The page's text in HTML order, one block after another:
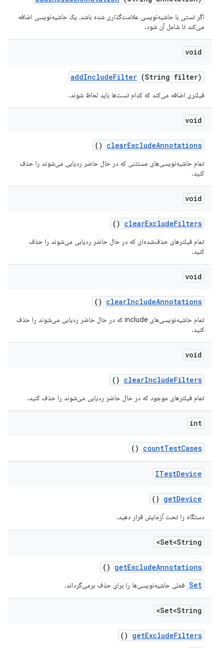
اگر تستی با حاشیه‌نویسی علامت‌گذاری شده باشد، یک حاشیه‌نویسی اضافه
می‌کند تا شامل آن شود.
void
addIncludeFilter (String filter)
فیلتری اضافه می‌کند که کدام تست‌ها باید لحاظ شوند.
void
clearExcludeAnnotations
()
تمام حاشیه‌نویسی‌های مستثنی که در حال حاضر ردیابی می‌شوند را حذف
کنید.
void
clearExcludeFilters
()
تمام فیلترهای حذف‌شده‌ای که در حال حاضر ردیابی می‌شوند را حذف
کنید.
void
clearIncludeAnnotations
()
تمام حاشیه‌نویسی‌های include که در حال حاضر ردیابی می‌شوند را حذف
کنید.
void
clearIncludeFilters
()
تمام فیلترهای موجود که در حال حاضر ردیابی می‌شوند را حذف کنید.
int
countTestCases
()
ITestDevice
getDevice
()
دستگاه را تحت آزمایش قرار دهید.
Set<String>
getExcludeAnnotations
()
Set فعلی حاشیه‌نویسی‌ها را برای حذف برمی‌گرداند.
Set<String>
getExcludeFilters
()